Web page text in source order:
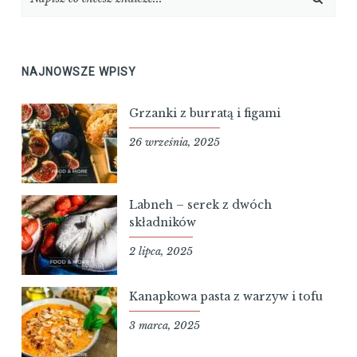
NAJNOWSZE WPISY
Grzanki z burratą i figami
26 września, 2025
Labneh – serek z dwóch
składników
2 lipca, 2025
Kanapkowa pasta z warzyw i tofu
3 marca, 2025